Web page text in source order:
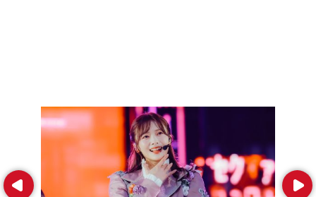
Prev Next